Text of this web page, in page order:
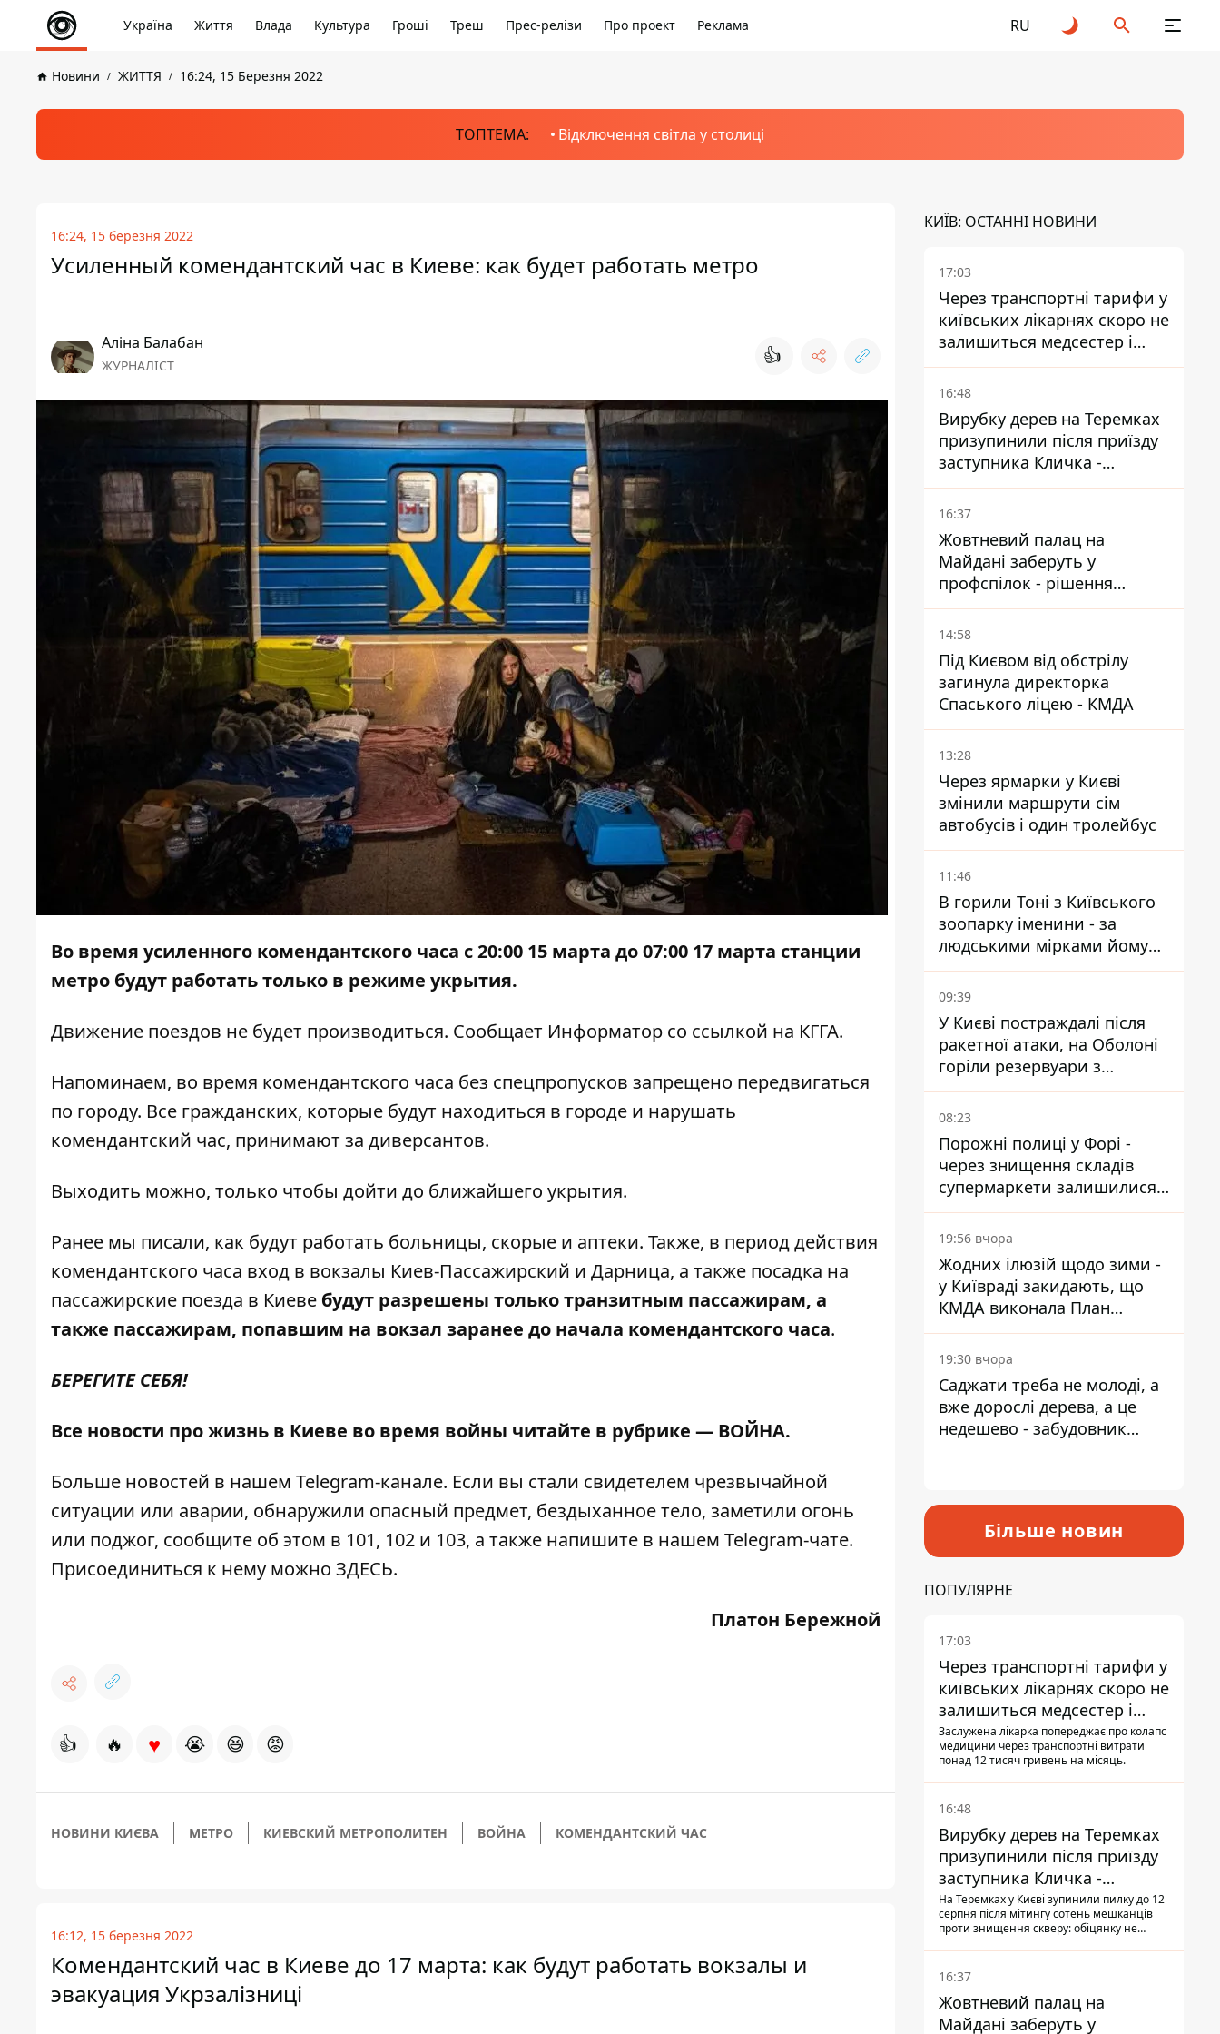
Україна Життя Влада Культура Гроші Треш Прес-релізи Про проект Реклама RU
Новини ЖИТТЯ 16:24, 15 Березня 2022
ТОПТЕМА: Відключення світла у столиці
16:24, 15 березня 2022
Усиленный комендантский час в Киеве: как будет работать метро
Аліна Балабан
ЖУРНАЛІСТ 👍
Во время усиленного комендантского часа с 20:00 15 марта до 07:00 17 марта станции
метро будут работать только в режиме укрытия.
Движение поездов не будет производиться. Сообщает Информатор со ссылкой на КГГА.
Напоминаем, во время комендантского часа без спецпропусков запрещено передвигаться
по городу. Все гражданских, которые будут находиться в городе и нарушать
комендантский час, принимают за диверсантов.
Выходить можно, только чтобы дойти до ближайшего укрытия.
Ранее мы писали, как будут работать больницы, скорые и аптеки. Также, в период действия
комендантского часа вход в вокзалы Киев-Пассажирский и Дарница, а также посадка на
пассажирские поезда в Киеве будут разрешены только транзитным пассажирам, а
также пассажирам, попавшим на вокзал заранее до начала комендантского часа.
БЕРЕГИТЕ СЕБЯ!
Все новости про жизнь в Киеве во время войны читайте в рубрике — ВОЙНА.
Больше новостей в нашем Telegram-канале. Если вы стали свидетелем чрезвычайной
ситуации или аварии, обнаружили опасный предмет, бездыханное тело, заметили огонь
или поджог, сообщите об этом в 101, 102 и 103, а также напишите в нашем Telegram-чате.
Присоединиться к нему можно ЗДЕСЬ.
Платон Бережной
👍 🔥 ♥ 😭 😆 😡
НОВИНИ КИЄВА МЕТРО КИЕВСКИЙ МЕТРОПОЛИТЕН ВОЙНА КОМЕНДАНТСКИЙ ЧАС
16:12, 15 березня 2022
Комендантский час в Киеве до 17 марта: как будут работать вокзалы и
эвакуация Укрзалізниці
КИЇВ: ОСТАННІ НОВИНИ
17:03
Через транспортні тарифи у
київських лікарнях скоро не
залишиться медсестер і
санітарок - професор
Голубовська
16:48
Вирубку дерев на Теремках
призупинили після приїзду
заступника Кличка -
почався діалог
16:37
Жовтневий палац на
Майдані заберуть у
профспілок - рішення
Господарського суду
14:58
Під Києвом від обстрілу
загинула директорка
Спаського ліцею - КМДА
13:28
Через ярмарки у Києві
змінили маршрути сім
автобусів і один тролейбус
11:46
В горили Тоні з Київського
зоопарку іменини - за
людськими мірками йому
вже понад 90 років
09:39
У Києві постраждалі після
ракетної атаки, на Оболоні
горіли резервуари з
паливом
08:23
Порожні полиці у Форі -
через знищення складів
супермаркети залишилися
без асортименту
19:56 вчора
Жодних ілюзій щодо зими -
у Київраді закидають, що
КМДА виконала План
стійкості на 20%
19:30 вчора
Саджати треба не молоді, а
вже дорослі дерева, а це
недешево - забудовник
Більше новин
ПОПУЛЯРНЕ
17:03
Через транспортні тарифи у
київських лікарнях скоро не
залишиться медсестер і
санітарок - професор
Голубовська
Заслужена лікарка попереджає про колапс
медицини через транспортні витрати
понад 12 тисяч гривень на місяць.
16:48
Вирубку дерев на Теремках
призупинили після приїзду
заступника Кличка -
почався діалог
На Теремках у Києві зупинили пилку до 12
серпня після мітингу сотень мешканців
проти знищення скверу: обіцянку не
прибув налагодити комунікацію
16:37
Жовтневий палац на
Майдані заберуть у